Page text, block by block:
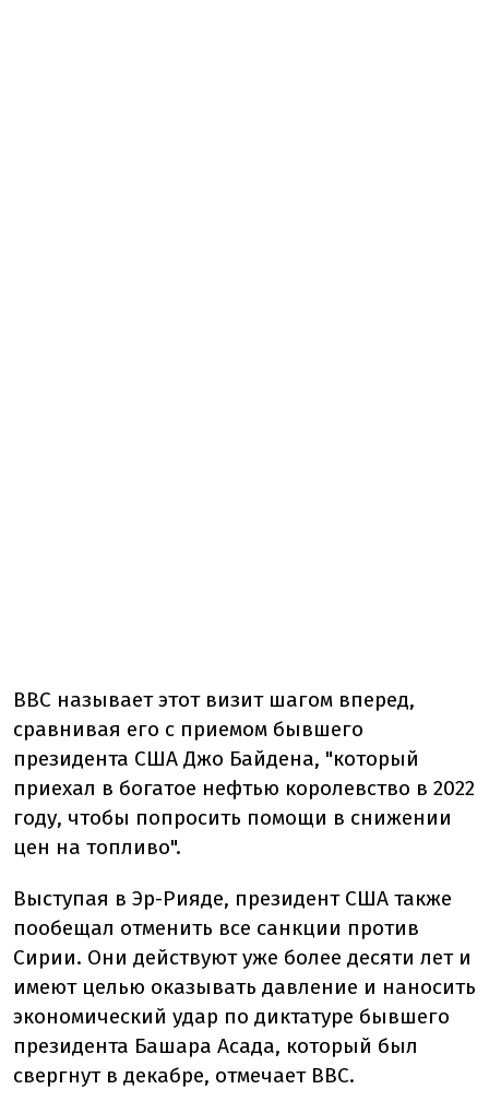
BBC называет этот визит шагом вперед,
сравнивая его с приемом бывшего
президента США Джо Байдена, "который
приехал в богатое нефтью королевство в 2022
году, чтобы попросить помощи в снижении
цен на топливо".
Выступая в Эр-Рияде, президент США также
пообещал отменить все санкции против
Сирии. Они действуют уже более десяти лет и
имеют целью оказывать давление и наносить
экономический удар по диктатуре бывшего
президента Башара Асада, который был
свергнут в декабре, отмечает BBC.